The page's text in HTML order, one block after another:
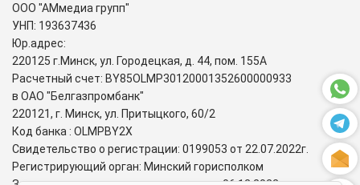
ООО "АМмедиа групп"
УНП: 193637436
Юр.адрес:
220125 г.Минск, ул. Городецкая, д. 44, пом. 155А
Расчетный счет: BY85OLMP30120001352600000933
в ОАО "Белгазпромбанк"
220121, г. Минск, ул. Притыцкого, 60/2
Код банка : OLMPBY2X
Свидетельство о регистрации: 0199053 от 22.07.2022г.
Регистрирующий орган: Минский горисполком